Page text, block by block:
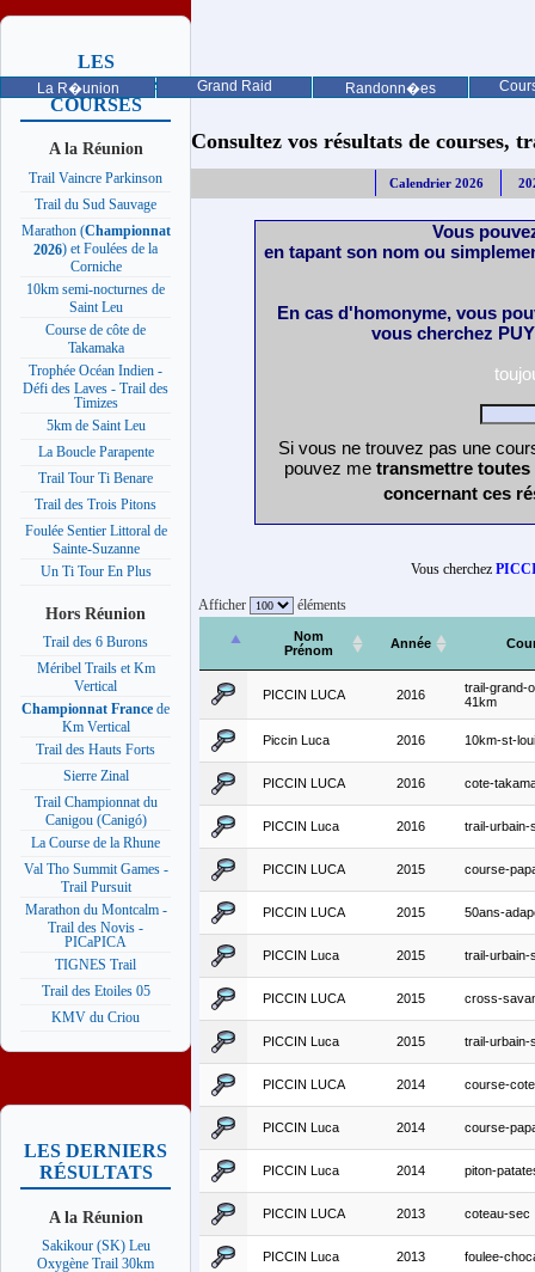
La R�union Grand Raid Randonn�es
LES
PROCHAINES
COURSES
A la Réunion
Trail Vaincre Parkinson
Trail du Sud Sauvage
Marathon (Championnat
2026) et Foulées de la
Corniche
10km semi-nocturnes de
Saint Leu
Course de côte de
Takamaka
Trophée Océan Indien -
Défi des Laves - Trail des
Timizes
5km de Saint Leu
La Boucle Parapente
Trail Tour Ti Benare
Trail des Trois Pitons
Foulée Sentier Littoral de
Sainte-Suzanne
Un Ti Tour En Plus
Hors Réunion
Trail des 6 Burons
Méribel Trails et Km
Vertical
Championnat France de
Km Vertical
Trail des Hauts Forts
Sierre Zinal
Trail Championnat du
Canigou (Canigó)
La Course de la Rhune
Val Tho Summit Games -
Trail Pursuit
Marathon du Montcalm -
Trail des Novis -
PICaPICA
TIGNES Trail
Trail des Etoiles 05
KMV du Criou
LES DERNIERS
RÉSULTATS
A la Réunion
Sakikour (SK) Leu
Oxygène Trail 30km
Consultez vos résultats de courses,
Calendrier 2026
Vous
en tapant son nom ou
En cas d'homonyme, vous
vous cherchez
Si vous ne trouvez pas une
pouvez me transmettre
concernant ces
Vous cherchez
Afficher éléments
Nom
Prénom
Année
PICCIN LUCA 2016
trail-grand-
41km
Piccin Luca 2016 10km-st-
PICCIN LUCA 2016 cote-
PICCIN Luca 2016 trail-urbain-
PICCIN LUCA 2015 course-
PICCIN LUCA 2015 50ans-
PICCIN Luca 2015 trail-urbain-
PICCIN LUCA 2015 cross-
PICCIN Luca 2015 trail-urbain-
PICCIN LUCA 2014 course-
PICCIN Luca 2014 course-
PICCIN Luca 2014 piton-
PICCIN LUCA 2013 coteau-sec
PICCIN Luca 2013 foulee-